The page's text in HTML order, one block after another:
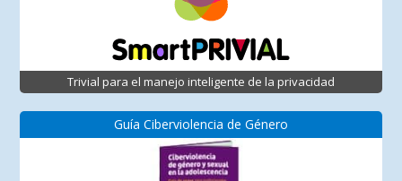
Trivial para el manejo inteligente de la privacidad
Guía Ciberviolencia de Género